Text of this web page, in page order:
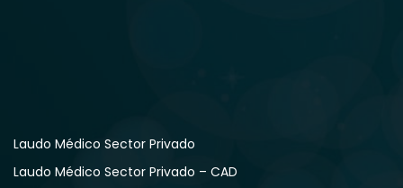
Laudo Médico Sector Privado
Laudo Médico Sector Privado – CAD